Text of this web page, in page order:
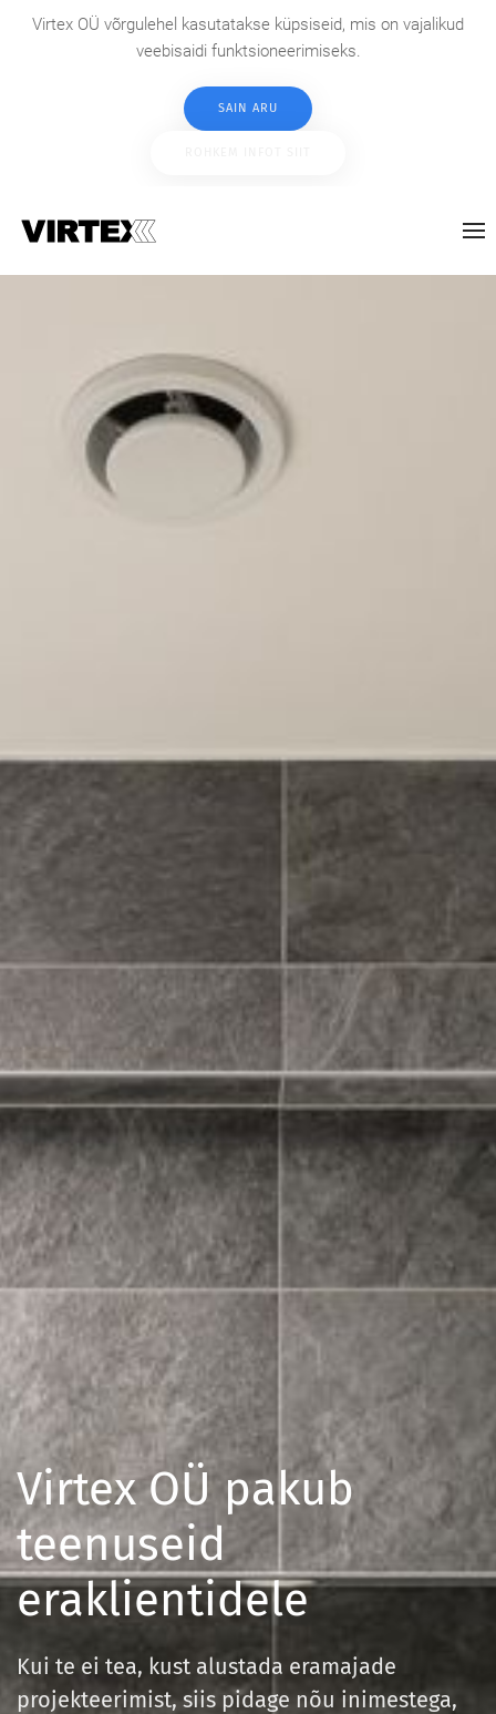
Virtex OÜ võrgulehel kasutatakse küpsiseid, mis on vajalikud
veebisaidi funktsioneerimiseks.
SAIN ARU
Virtex OÜ pakub
teenuseid
eraklientidele
Kui te ei tea, kust alustada eramajade
projekteerimist, siis pidage nõu inimestega,